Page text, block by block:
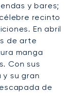
y bares;
recinto
En abril
de arte
manga
Con sus
su gran
de